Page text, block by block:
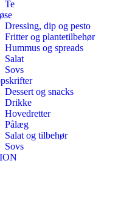
Te
Dressing, dip og pesto
Fritter og plantetilbehør
Hummus og spreads
Salat
Sovs
Dessert og snacks
Drikke
Hovedretter
Pålæg
Salat og tilbehør
Sovs